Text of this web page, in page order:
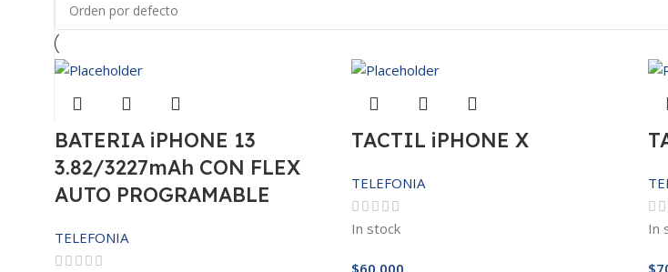
BATERIA iPHONE 13
3.82/3227mAh CON FLEX
AUTO PROGRAMABLE
TELEFONIA
TACTIL iPHONE X
TELEFONIA
In stock
$60,000
In
$